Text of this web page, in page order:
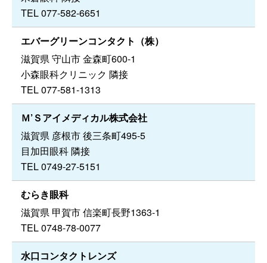
TEL 077-582-6651
エバーグリーンコンタクト（株）
滋賀県 守山市 金森町600-1
小森眼科クリニック 隣接
TEL 077-581-1313
Ｍ’Ｓアイメディカル株式会社
滋賀県 彦根市 後三条町495-5
目加田眼科 隣接
TEL 0749-27-5151
むらき眼科
滋賀県 甲賀市 信楽町長野1363-1
TEL 0748-78-0077
水口コンタクトレンズ